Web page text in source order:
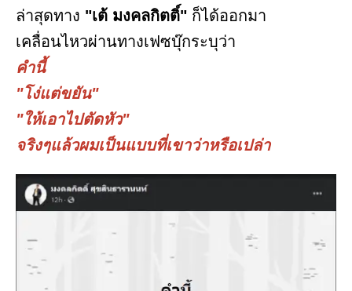
ล่าสุดทาง "เต้ มงคลกิตติ์" ก็ได้ออกมา
เคลื่อนไหวผ่านทางเฟซบุ๊กระบุว่า
คำนี้
"โง่แต่ขยัน"
"ให้เอาไปตัดหัว"
จริงๆแล้วผมเป็นแบบที่เขาว่าหรือเปล่า